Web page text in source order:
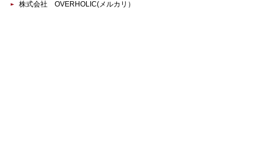
株式会社 OVERHOLIC(メルカリ）